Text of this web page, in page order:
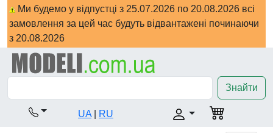
Ми будемо у відпустці з 25.07.2026 по 20.08.2026 всі
замовлення за цей час будуть відвантажені починаючи
з 20.08.2026
Знайти
UA RU